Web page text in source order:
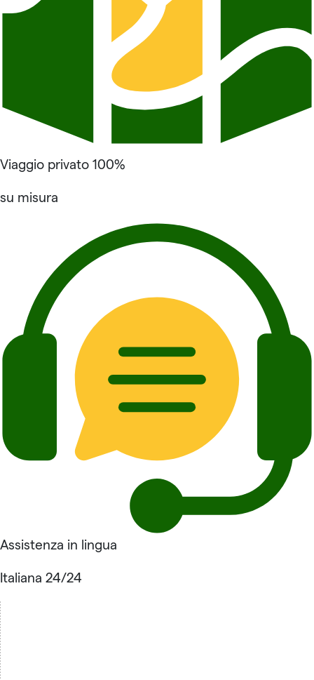
Viaggio privato 100%
su misura
Assistenza in lingua
Italiana 24/24